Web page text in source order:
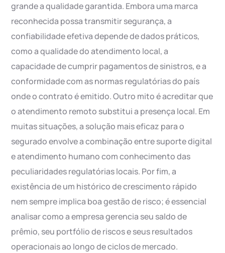
grande a qualidade garantida. Embora uma marca
reconhecida possa transmitir segurança, a
confiabilidade efetiva depende de dados práticos,
como a qualidade do atendimento local, a
capacidade de cumprir pagamentos de sinistros, e a
conformidade com as normas regulatórias do país
onde o contrato é emitido. Outro mito é acreditar que
o atendimento remoto substitui a presença local. Em
muitas situações, a solução mais eficaz para o
segurado envolve a combinação entre suporte digital
e atendimento humano com conhecimento das
peculiaridades regulatórias locais. Por fim, a
existência de um histórico de crescimento rápido
nem sempre implica boa gestão de risco; é essencial
analisar como a empresa gerencia seu saldo de
prêmio, seu portfólio de riscos e seus resultados
operacionais ao longo de ciclos de mercado.